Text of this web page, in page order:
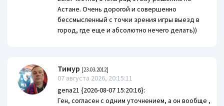
Астане. Очень дорогой и совершенно
бессмысленный с точки зрения игры выезд в
город, где еще и абсолютно нечего делать))
Тимур [23.03.2012]
07 августа 2026, 20:15:11
gena21 {2026-08-07 15:20:16}:
Ген, согласен с одним уточнением, а он вообще ,